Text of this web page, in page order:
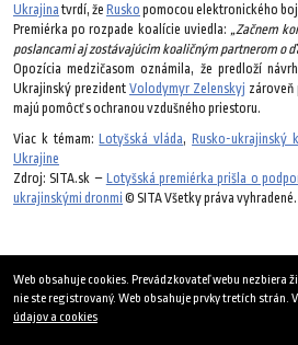
Ukrajina tvrdí, že Rusko pomocou elektronického
Premiérka po rozpade koalície uviedla: „Začnem
poslancami aj zostávajúcim koaličným partnerom o
Opozícia medzičasom oznámila, že predloží
Ukrajinský prezident Volodymyr Zelenskyj zároveň
majú pomôcť s ochranou vzdušného priestoru.
Viac k témam:Lotyšská vláda,Rusko-ukrajinský
Ukrajine
Zdroj: SITA.sk – Lotyšská premiérka prišla o
ukrajinskými dronmi © SITA Všetky práva vyhradené.
Web obsahuje cookies. Prevádzkovateľ webu nezbiera
nie ste registrovaný. Web obsahuje prvky tretích strán.
údajov a cookies